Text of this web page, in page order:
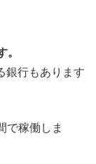
。
銀行もあります
で稼働しま